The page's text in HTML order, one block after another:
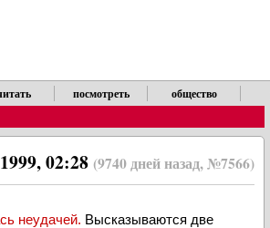
посмотреть общество
02:28 (9740 дней назад, №7566)
неудачей. Высказываются две